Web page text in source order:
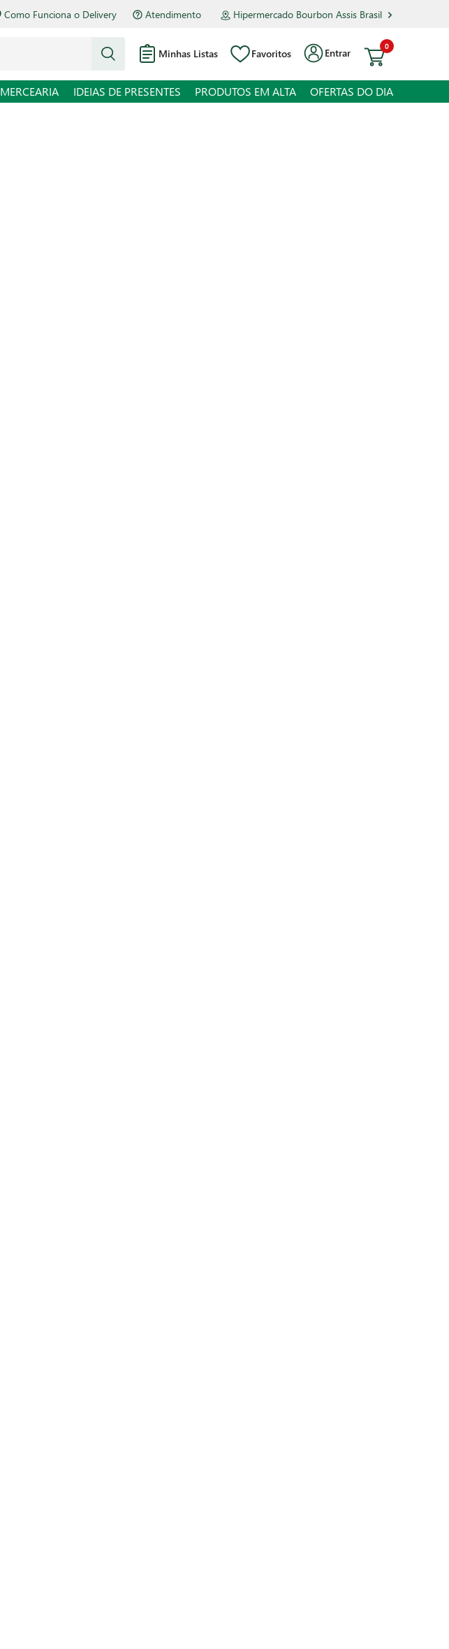
Como Funciona o Delivery Atendimento Hipermercado Bourbon Assis Brasil
Minhas Listas Favoritos Entrar
0
MERCEARIA IDEIAS DE PRESENTES PRODUTOS EM ALTA OFERTAS DO DIA